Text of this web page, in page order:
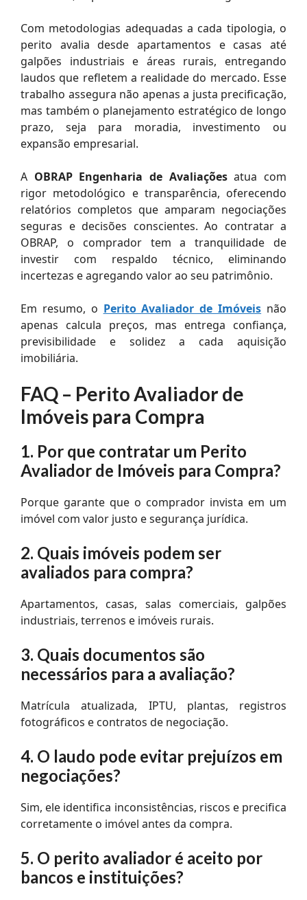
Com metodologias adequadas a cada tipologia, o
perito avalia desde apartamentos e casas até
galpões industriais e áreas rurais, entregando
laudos que refletem a realidade do mercado. Esse
trabalho assegura não apenas a justa precificação,
mas também o planejamento estratégico de longo
prazo, seja para moradia, investimento ou
expansão empresarial.
A OBRAP Engenharia de Avaliaçõesatua com
rigor metodológico e transparência, oferecendo
relatórios completos que amparam negociações
seguras e decisões conscientes. Ao contratar a
OBRAP, o comprador tem a tranquilidade de
investir com respaldo técnico, eliminando
incertezas e agregando valor ao seu patrimônio.
Em resumo, o Perito Avaliador de Imóveis não
apenas calcula preços, mas entrega confiança,
previsibilidade e solidez a cada aquisição
imobiliária.
FAQ – Perito Avaliador de
Imóveis para Compra
1. Por que contratar um Perito
Avaliador de Imóveis para Compra?
Porque garante que o comprador invista em um
imóvel com valor justo e segurança jurídica.
2. Quais imóveis podem ser
avaliados para compra?
Apartamentos, casas, salas comerciais, galpões
industriais, terrenos e imóveis rurais.
3. Quais documentos são
necessários para a avaliação?
Matrícula atualizada, IPTU, plantas, registros
fotográficos e contratos de negociação.
4. O laudo pode evitar prejuízos em
negociações?
Sim, ele identifica inconsistências, riscos e precifica
corretamente o imóvel antes da compra.
5. O perito avaliador é aceito por
bancos e instituições?